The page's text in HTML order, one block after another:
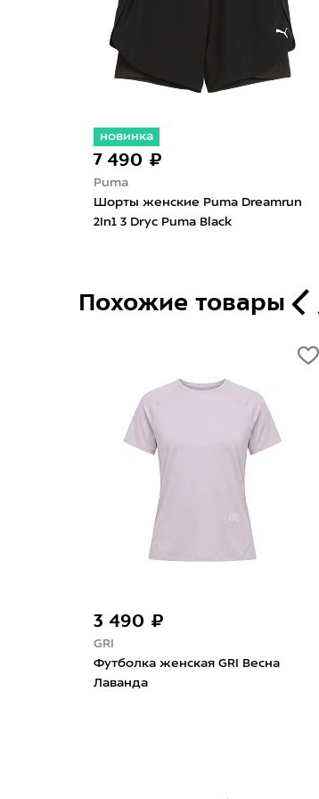
5 100 ₽
Salomon
Поясная сумка Salomon Pulse
Похожие товары
5 590 ₽
Asics
Футболка женская ASICS Road
Performance Black